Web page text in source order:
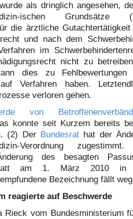
als dringlich angesehen,
ischen
die ärztliche
und nach dem
im
nicht zu
dies zu
Verfahren haben.
verloren gehen.
von
konnte seit Kurzem bereits
(2) Der Bundesrat hat der
Verordnung
des besagten
am 1. März 2010 in
Bezeichnung fällt
reagierte auf Beschwerde
Rieck vom Bundesministerium